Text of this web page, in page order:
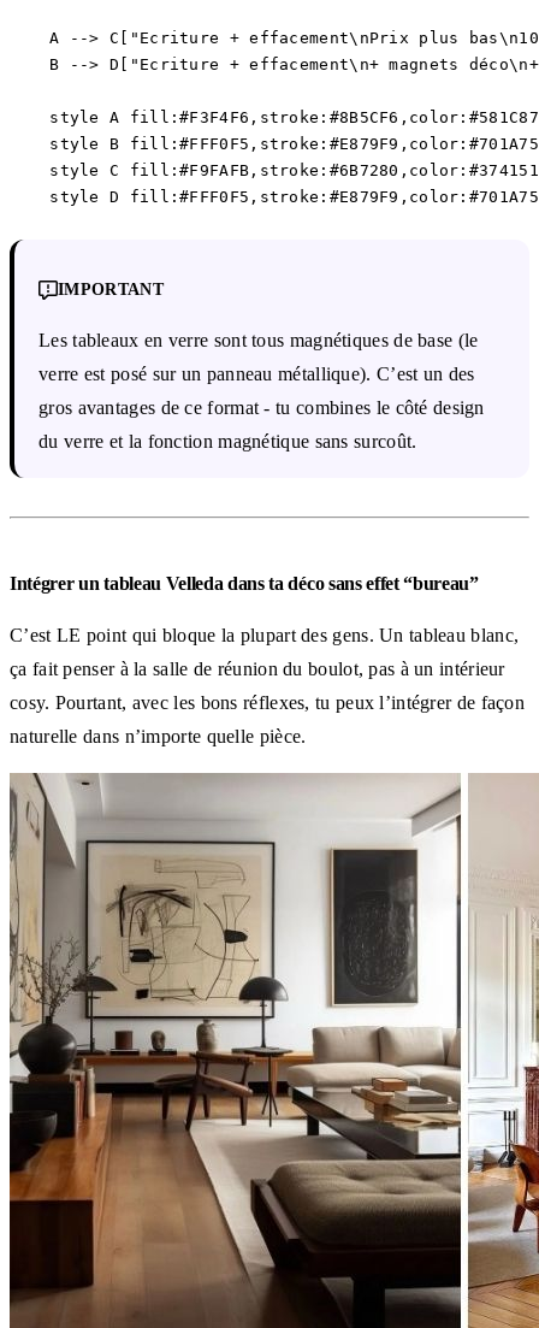
A --> C["Ecriture + effacement\nPrix plus
B --> D["Ecriture + effacement\n+ magnets
    style A fill:#F3F4F6,stroke:#8B5CF6,color:#581C87
    style B fill:#FFF0F5,stroke:#E879F9,color:#701A75
    style C fill:#F9FAFB,stroke:#6B7280,color:#374151
IMPORTANT
Les tableaux en verre sont tous magnétiques de base (le
verre est posé sur un panneau métallique). C’est un des
gros avantages de ce format - tu combines le côté design
du verre et la fonction magnétique sans surcoût.
Intégrer un tableau Velleda dans ta déco sans effet “bureau”
C’est LE point qui bloque la plupart des gens. Un tableau blanc,
ça fait penser à la salle de réunion du boulot, pas à un intérieur
cosy. Pourtant, avec les bons réflexes, tu peux l’intégrer de façon
naturelle dans n’importe quelle pièce.